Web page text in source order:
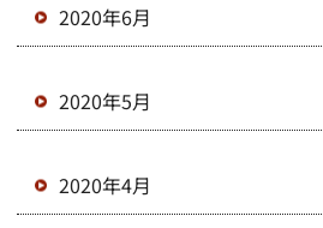
2020年6月
2020年5月
2020年4月